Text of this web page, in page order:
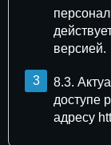
версией.
8.3.
доступе
адресу